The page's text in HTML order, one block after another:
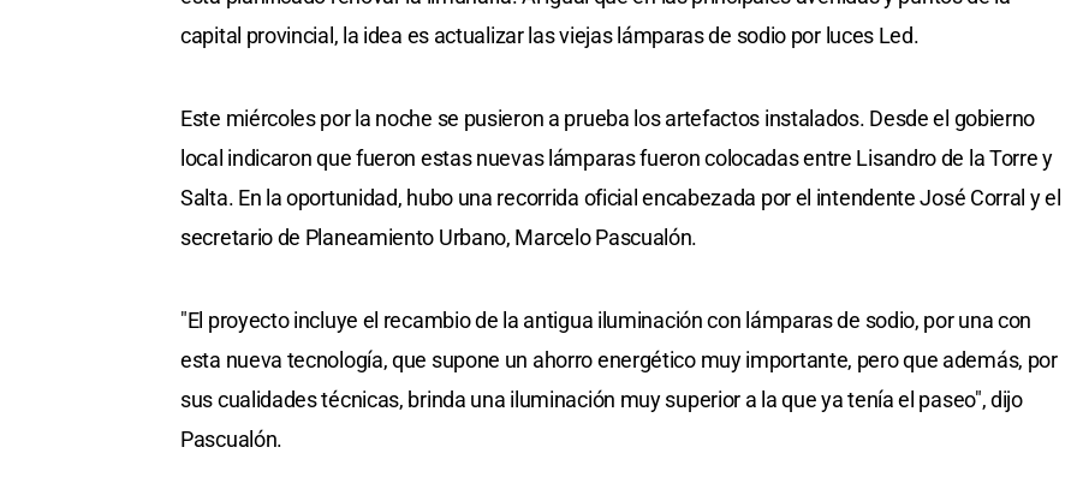
capital provincial, la idea es actualizar las viejas lámparas de sodio por luces Led.
Este miércoles por la noche se pusieron a prueba los artefactos instalados. Desde el gobierno
local indicaron que fueron estas nuevas lámparas fueron colocadas entre Lisandro de la Torre y
Salta. En la oportunidad, hubo una recorrida oficial encabezada por el intendente José Corral y el
secretario de Planeamiento Urbano, Marcelo Pascualón.
"El proyecto incluye el recambio de la antigua iluminación con lámparas de sodio, por una con
esta nueva tecnología, que supone un ahorro energético muy importante, pero que además, por
sus cualidades técnicas, brinda una iluminación muy superior a la que ya tenía el paseo", dijo
Pascualón.